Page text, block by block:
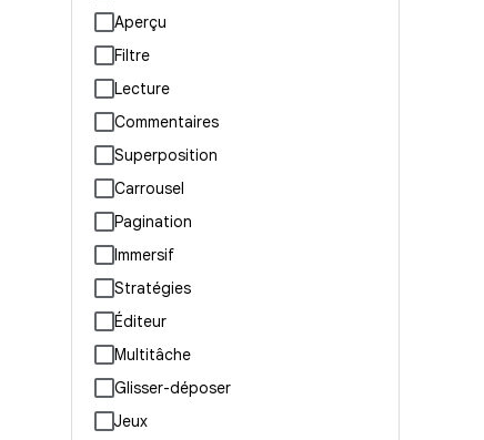
Aperçu
Filtre
Lecture
Commentaires
Superposition
Carrousel
Pagination
Immersif
Stratégies
Éditeur
Multitâche
Glisser-déposer
Jeux